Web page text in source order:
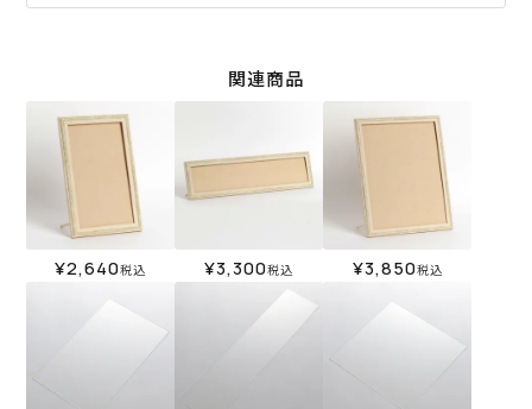
関連商品
¥2,640税込 ¥3,300税込 ¥3,850税込